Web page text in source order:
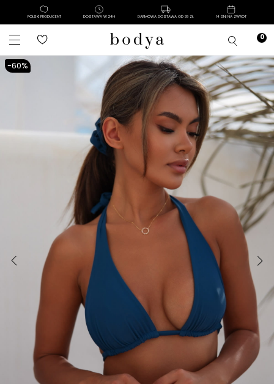
POLSKI PRODUCENT DOSTAWA W 24H DARMOWA DOSTAWA OD 39 ZŁ 14 DNI NA ZWROT
-60%